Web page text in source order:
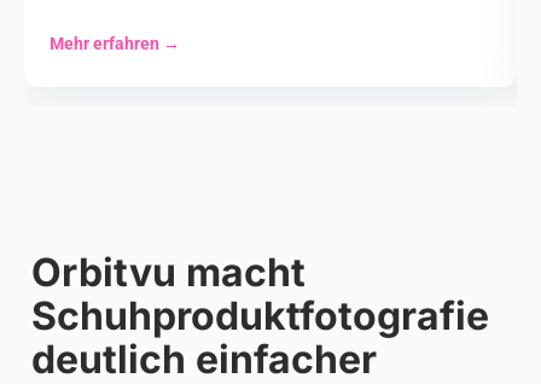
Mehr erfahren →
Orbitvu macht
Schuhproduktfotografie
deutlich einfacher